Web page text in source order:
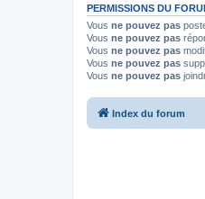
PERMISSIONS DU
Vous ne pouvez pas
Vous ne pouvez pas
Vous ne pouvez pas
Vous ne pouvez pas
Vous ne pouvez pas
Index du forum